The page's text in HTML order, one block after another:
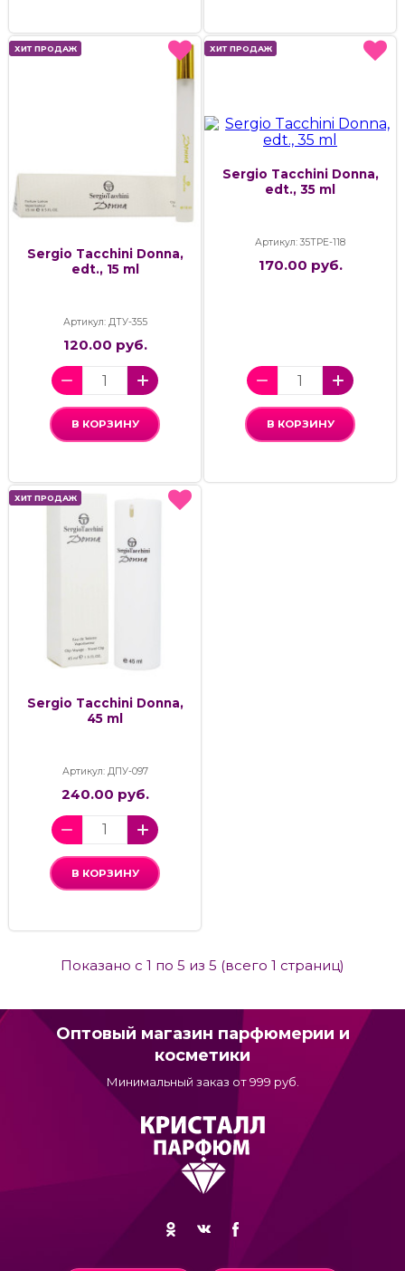
ХИТ ПРОДАЖ
Sergio Tacchini Donna,
edt., 15 ml
Артикул: ДТУ-355
ХИТ ПРОДАЖ
120.00 руб.
В КОРЗИНУ
ХИТ ПРОДАЖ
Sergio Tacchini Donna,
edt., 35 ml
Артикул: 35ТРЕ-118
ХИТ ПРОДАЖ
170.00 руб.
В КОРЗИНУ
ХИТ ПРОДАЖ
Sergio Tacchini Donna,
45 ml
Артикул: ДПУ-097
ХИТ ПРОДАЖ
240.00 руб.
В КОРЗИНУ
Показано с 1 по 5 из 5 (всего 1 страниц)
Оптовый магазин парфюмерии и
косметики
Минимальный заказ от 999 руб.